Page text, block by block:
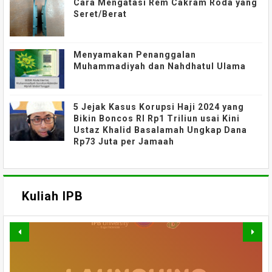
Cara Mengatasi Rem Cakram Roda yang
Seret/Berat
Menyamakan Penanggalan
Muhammadiyah dan Nahdhatul Ulama
5 Jejak Kasus Korupsi Haji 2024 yang
Bikin Boncos RI Rp1 Triliun usai Kini
Ustaz Khalid Basalamah Ungkap Dana
Rp73 Juta per Jamaah
Kuliah IPB